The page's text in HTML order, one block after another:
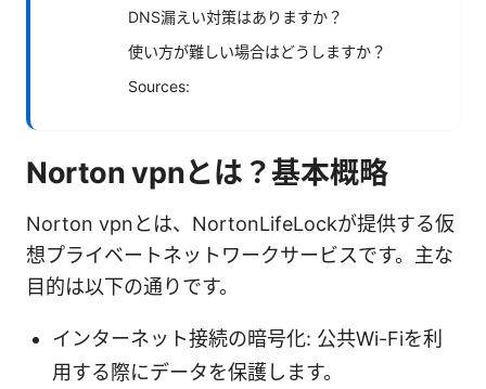
DNS漏えい対策はありますか？
使い方が難しい場合はどうしますか？
Sources:
Norton vpnとは？基本概略
Norton vpnとは、NortonLifeLockが提供する仮
想プライベートネットワークサービスです。主な
目的は以下の通りです。
インターネット接続の暗号化: 公共Wi-Fiを利
用する際にデータを保護します。